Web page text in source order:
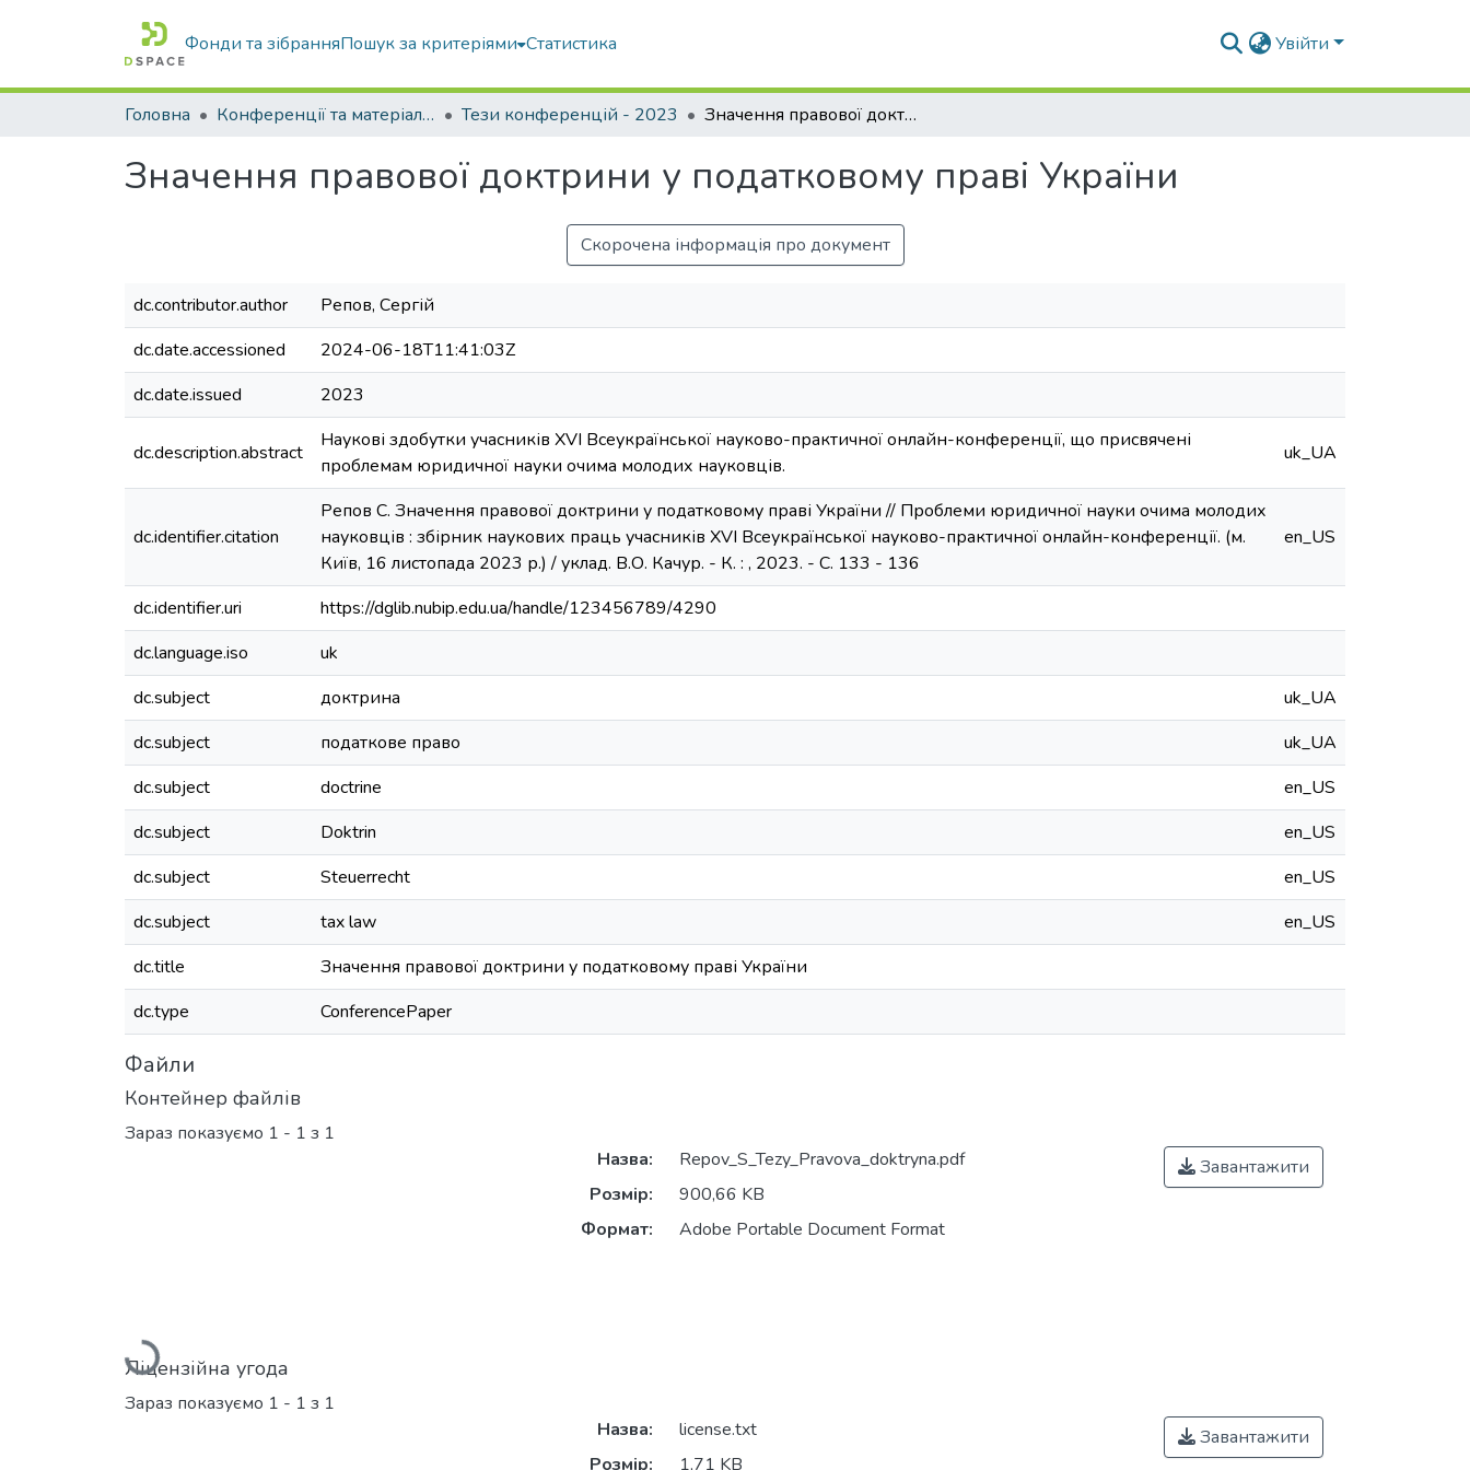
Фонди та зібранняПошук за критеріями Статистика Увійти
Головна Конференції та матеріали конференцій Тези конференцій - 2023 Значення правової доктрини у податковому праві України
Значення правової доктрини у податковому праві України
Скорочена інформація про документ
dc.contributor.author
Репов, Сергій
dc.date.accessioned
2024-06-18T11:41:03Z
dc.date.issued
2023
dc.description.abstract
Наукові здобутки учасників ХVІ Всеукраїнської науково-практичної онлайн-конференції, що присвячені
проблемам юридичної науки очима молодих науковців.
uk_UA
dc.identifier.citation
Репов С. Значення правової доктрини у податковому праві України // Проблеми юридичної науки очима молодих
науковців : збірник наукових праць учасників ХVІ Всеукраїнської науково-практичної онлайн-конференції. (м.
Київ, 16 листопада 2023 р.) / уклад. В.О. Качур. - К. : , 2023. - С. 133 - 136
en_US
dc.identifier.uri
https://dglib.nubip.edu.ua/handle/123456789/4290
dc.language.iso
uk
dc.subject
доктрина
uk_UA
dc.subject
податкове право
uk_UA
dc.subject
doctrine
en_US
dc.subject
Doktrin
en_US
dc.subject
Steuerrecht
en_US
dc.subject
tax law
en_US
dc.title
Значення правової доктрини у податковому праві України
dc.type
ConferencePaper
Файли
Контейнер файлів
Зараз показуємо 1 - 1 з 1
Вантажиться...
Назва:
Repov_S_Tezy_Pravova_doktryna.pdf
Розмір:
900,66 KB
Формат:
Adobe Portable Document Format
Завантажити
Ліцензійна угода
Зараз показуємо 1 - 1 з 1
Назва:
license.txt
Розмір:
1,71 KB
Завантажити